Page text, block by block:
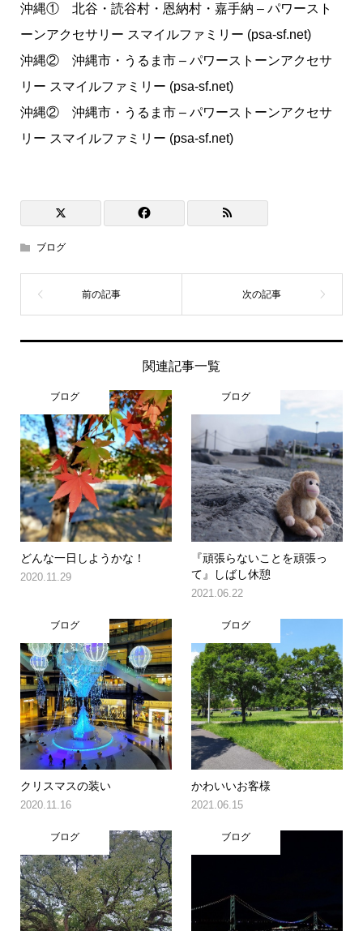
沖縄① 北谷・読谷村・恩納村・嘉手納 – パワースト
ーンアクセサリー スマイルファミリー (psa-sf.net)
沖縄② 沖縄市・うるま市 – パワーストーンアクセサ
リー スマイルファミリー (psa-sf.net)
沖縄② 沖縄市・うるま市 – パワーストーンアクセサ
リー スマイルファミリー (psa-sf.net)
ブログ
関連記事一覧
ブログ
どんな一日しようかな！
2020.11.29
ブログ
『頑張らないことを頑張っ
て』しばし休憩
2021.06.22
ブログ
クリスマスの装い
2020.11.16
ブログ
かわいいお客様
2021.06.15
ブログ ブログ